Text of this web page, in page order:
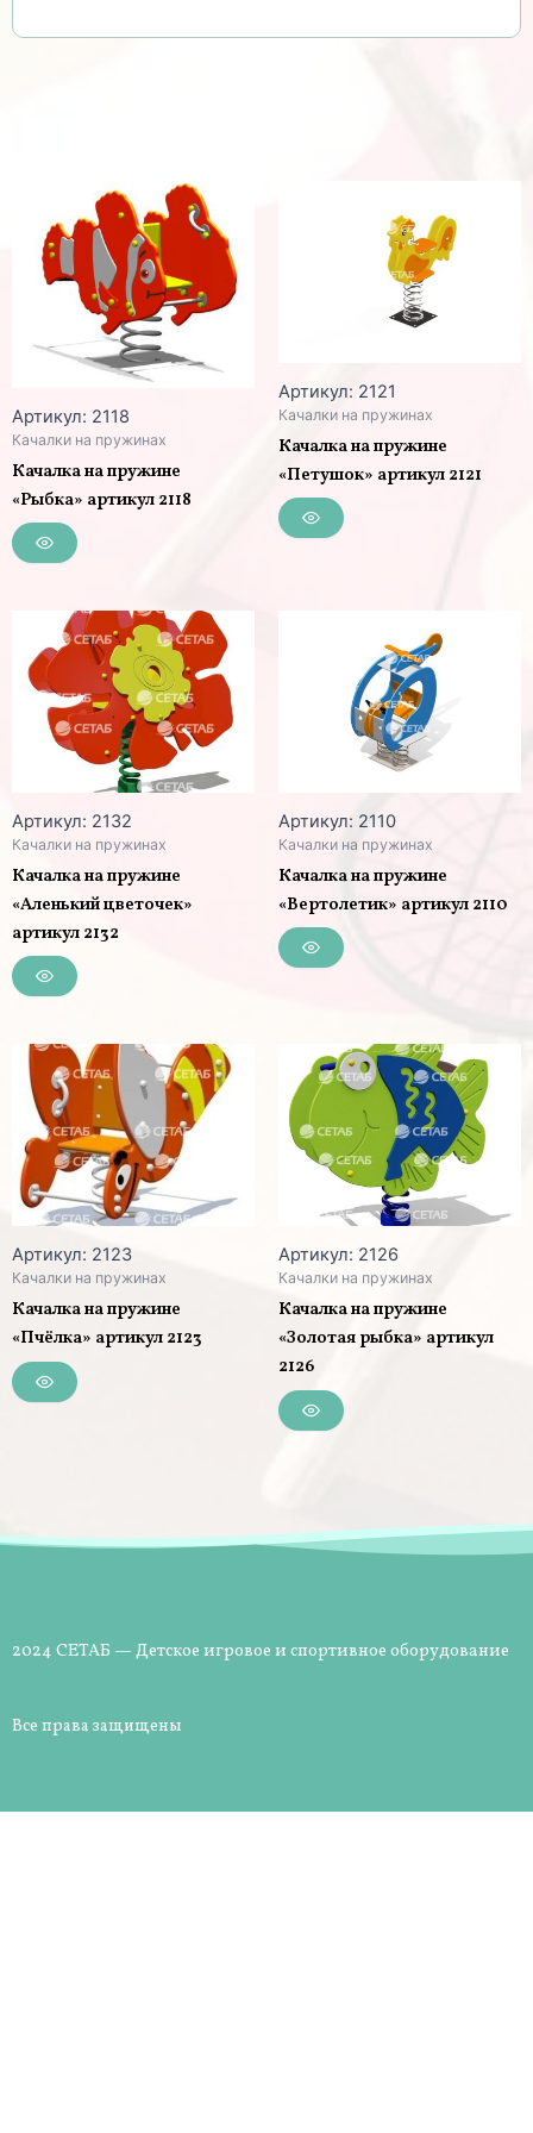
Артикул: 2118
Качалки на пружинах
Качалка на пружине
«Рыбка» артикул 2118
Артикул: 2121
Качалки на пружинах
Качалка на пружине
«Петушок» артикул 2121
Артикул: 2132
Качалки на пружинах
Качалка на пружине
«Аленький цветочек»
артикул 2132
Артикул: 2110
Качалки на пружинах
Качалка на пружине
«Вертолетик» артикул 2110
Артикул: 2123
Качалки на пружинах
Качалка на пружине
«Пчёлка» артикул 2123
Артикул: 2126
Качалки на пружинах
Качалка на пружине
«Золотая рыбка» артикул
2126
2024 СЕТАБ — Детское игровое и спортивное оборудование
Все права защищены